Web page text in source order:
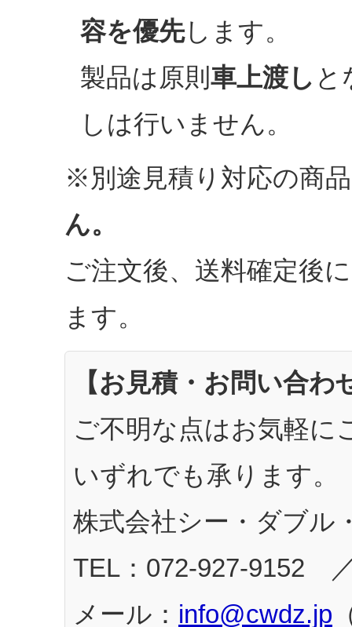
容を優先します。
製品は原則 車上渡し と
しは行いません。
※別途見積り対応の商
ん。
ご注文後、送料確定後
ます。
【お見積・お問い合わ
ご不明な点はお気軽に
いずれでも承ります。
株式会社シー・ダブル
TEL：072-927-9152
メール： info@cwdz.jp